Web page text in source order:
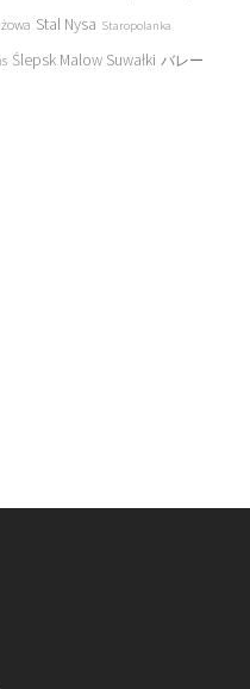
Stal Nysa Staropolanka
Ślepsk Malow Suwałki バレー